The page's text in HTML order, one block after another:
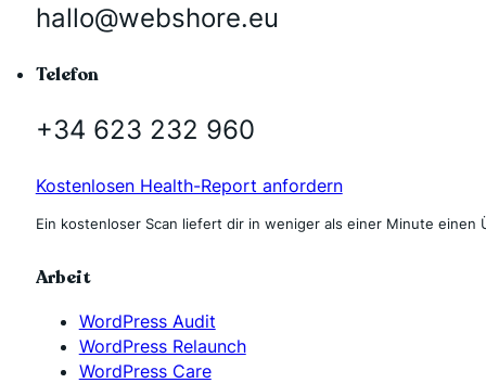
hallo@webshore.eu
Telefon
+34 623 232 960
Kostenlosen Health-Report anfordern
Ein kostenloser Scan liefert dir in weniger als einer Minute einen
Arbeit
WordPress Audit
WordPress Relaunch
WordPress Care